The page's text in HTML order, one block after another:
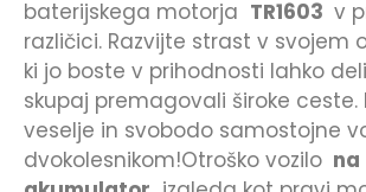
baterijskega motorja TR1603 v
različici. Razvijte strast v svojem
ki jo boste v prihodnosti lahko
skupaj premagovali široke ceste.
veselje in svobodo samostojne
dvokolesnikom!Otroško vozilo na